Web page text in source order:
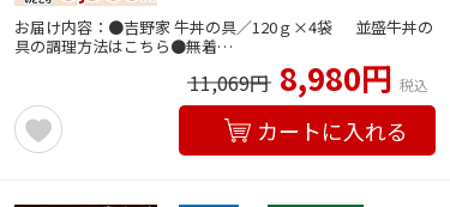
お届け内容：●吉野家 牛丼の具／120ｇ×4袋 並盛牛丼の
具の調理方法はこちら●無着…
11,069円 8,980円 税込
カートに入れる